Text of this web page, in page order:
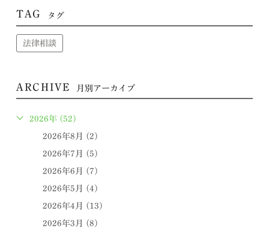
TAG タグ
法律相談
ARCHIVE 月別アーカイブ
2026年 (52)
2026年8月 (2)
2026年7月 (5)
2026年6月 (7)
2026年5月 (4)
2026年4月 (13)
2026年3月 (8)